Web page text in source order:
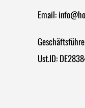
Email:
Ust.ID: